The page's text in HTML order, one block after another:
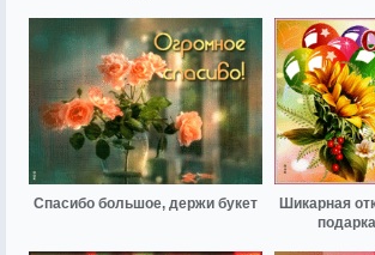
Спасибо большое, держи букет
Шикарная